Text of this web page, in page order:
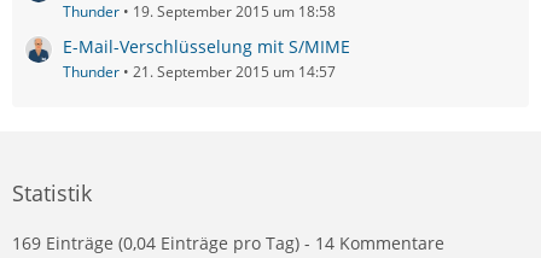
Thunder 19. September 2015 um 18:58
E-Mail-Verschlüsselung mit S/MIME
Thunder 21. September 2015 um 14:57
Statistik
169 Einträge (0,04 Einträge pro Tag) - 14 Kommentare